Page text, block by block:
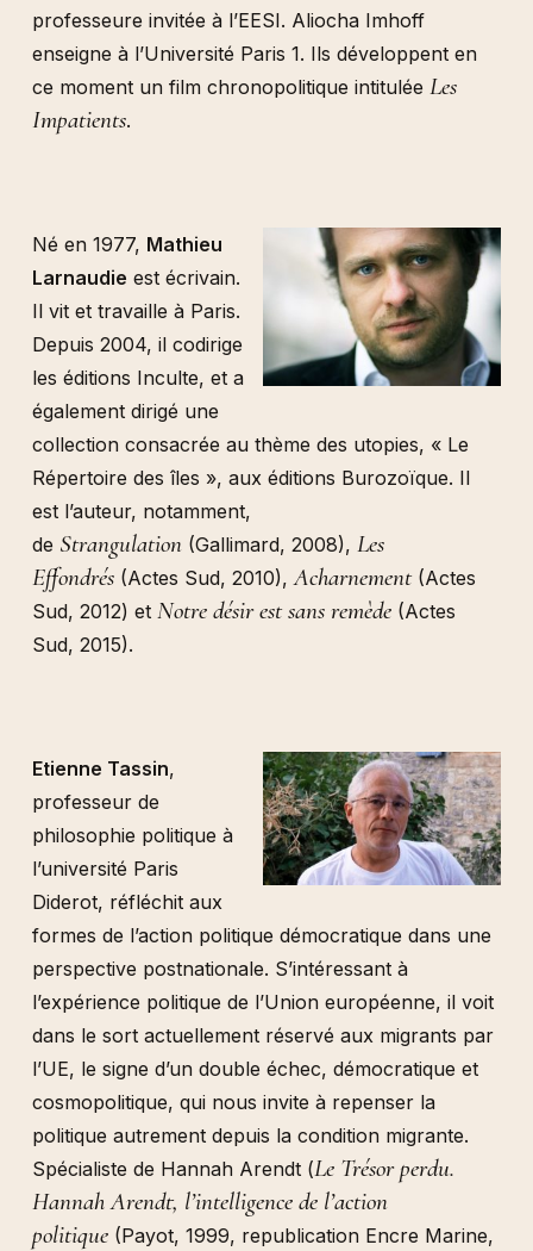
professeure invitée à l’EESI. Aliocha Imhoff
enseigne à l’Université Paris 1. Ils développent en
ce moment un film chronopolitique intitulée Les
Impatients.
Né en 1977, Mathieu
Larnaudie est écrivain.
Il vit et travaille à Paris.
Depuis 2004, il codirige
les éditions Inculte, et a
également dirigé une
collection consacrée au thème des utopies, « Le
Répertoire des îles », aux éditions Burozoïque. Il
est l’auteur, notamment,
de Strangulation(Gallimard, 2008), Les
Effondrés(Actes Sud, 2010), Acharnement(Actes
Sud, 2012) et Notre désir est sans remède(Actes
Sud, 2015).
Etienne Tassin,
professeur de
philosophie politique à
l’université Paris
Diderot, réfléchit aux
formes de l’action politique démocratique dans une
perspective postnationale. S’intéressant à
l’expérience politique de l’Union européenne, il voit
dans le sort actuellement réservé aux migrants par
l’UE, le signe d’un double échec, démocratique et
cosmopolitique, qui nous invite à repenser la
politique autrement depuis la condition migrante.
Spécialiste de Hannah Arendt (Le Trésor perdu.
Hannah Arendt, l’intelligence de l’action
politique(Payot, 1999, republication Encre Marine,